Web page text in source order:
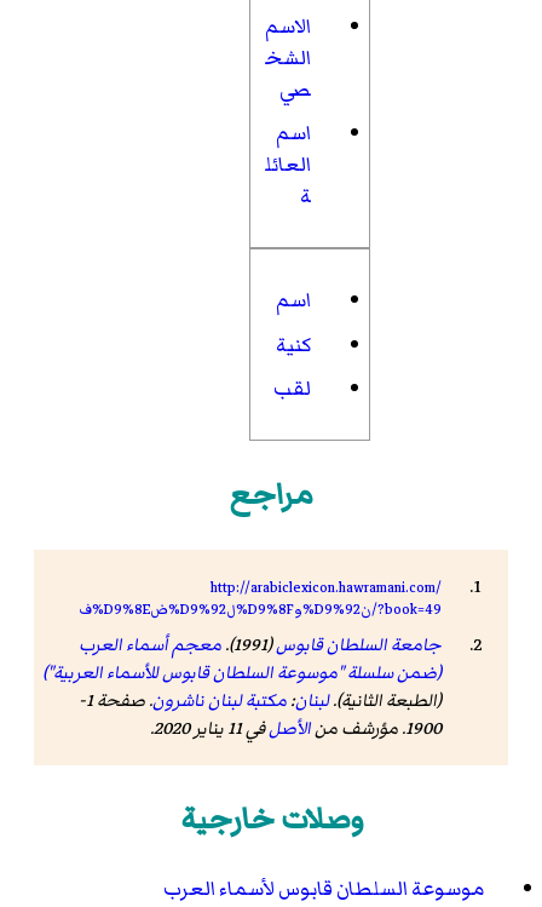
الاسم
الشخ
صي
اسم
العائل
ة
اسم
كنية
لقب
مراجع
http://arabiclexicon.hawramani.com/
ف%D9%8Eض%D9%92ل%D9%8Fو%D9%92ن/?book=49
جامعة السلطان قابوس(1991).
معجم أسماء العرب
(ضمن سلسلة "موسوعة السلطان قابوس للأسماء العربية")
(الطبعة الثانية).لبنان:مكتبة لبنان ناشرون
. صفحة 1-
1900. مؤرشف من
الأصلفي 11 يناير 2020 .
وصلات خارجية
موسوعة السلطان قابوس لأسماء العرب